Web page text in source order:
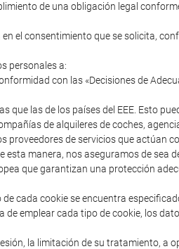
de una obligación legal
el consentimiento que se solicita,
personales a:
con las «Decisiones de
que las de los países del EEE. Esto
de alquileres de coches,
de servicios que actúan
manera, nos aseguramos de sea
que garantizan una protección
de cada cookie se encuentra
de emplear cada tipo de cookie, los
la limitación de su tratamiento, a